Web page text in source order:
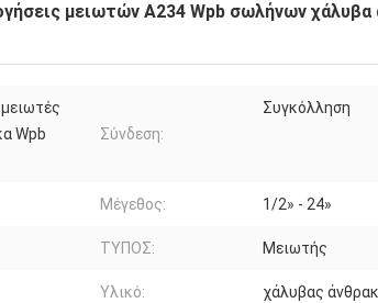
μειωτών A234 Wpb σωλήνων χάλυβα
Wpb
Σύνδεση:
Συγκόλληση
Μέγεθος: 1/2» - 24»
ΤΥΠΟΣ: Μειωτής
Υλικό: χάλυβας